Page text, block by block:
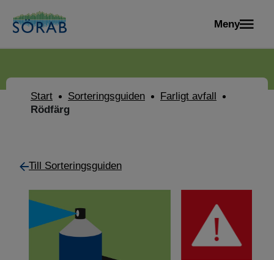
Meny
Start Sorteringsguiden
Farligt avfall
Rödfärg
Till Sorteringsguiden